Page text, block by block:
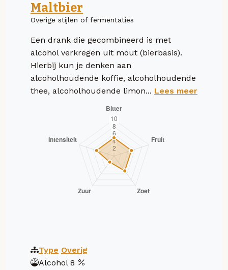
Maltbier
Overige stijlen of fermentaties
Een drank die gecombineerd is met
alcohol verkregen uit mout (bierbasis).
Hierbij kun je denken aan
alcoholhoudende koffie, alcoholhoudende
thee, alcoholhoudende limon... Lees meer
Type Overig
Alcohol 8